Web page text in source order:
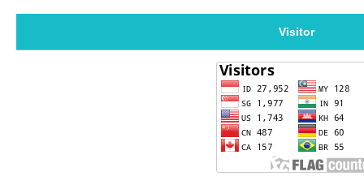
Visitor